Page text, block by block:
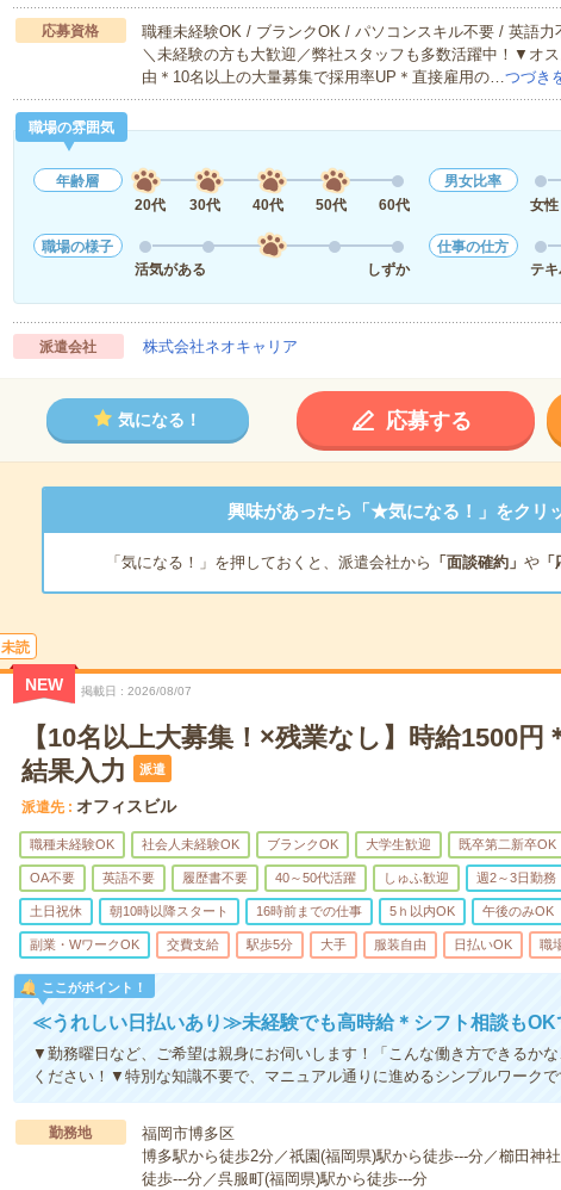
応募資格
職種未経験OK / ブランクOK / パソコンスキル不要 / 英語力
＼未経験の方も大歓迎／弊社スタッフも多数活躍中！▼オ
由＊10名以上の大量募集で採用率UP＊直接雇用の…つづき
職場の雰囲気
年齢層
20代
30代 40代 50代 60代
男女比率
女性
職場の様子
活気がある
しずか
仕事の仕方
テキ
派遣会社 株式会社ネオキャリア
気になる！ 応募する
興味があったら「★気になる！」をクリ
「気になる！」を押しておくと、派遣会社から 「面談確約」 や「
未読
NEW 掲載日 2026/08/07
【10名以上大募集！×残業なし】時給1500円
結果入力
派遣
派遣先 オフィスビル
職種未経験OK 社会人未経験OK ブランクOK 大学生歓迎 既卒第二新卒OK
OA不要 英語不要 履歴書不要 40～50代活躍 しゅふ歓迎 週2～3日勤務
土日祝休 朝10時以降スタート 16時前までの仕事 5ｈ以内OK 午後のみOK
副業・WワークOK 交費支給 駅歩5分 大手 服装自由 日払いOK 職
ここがポイント！
≪うれしい日払いあり≫未経験でも高時給＊シフト相談もOK
▼勤務曜日など、ご希望は親身にお伺いします！「こんな働き方できるか
ください！▼特別な知識不要で、マニュアル通りに進めるシンプルワークで
勤務地
福岡市博多区
博多駅から徒歩2分／祇園(福岡県)駅から徒歩---分／櫛田神
徒歩---分／呉服町(福岡県)駅から徒歩---分